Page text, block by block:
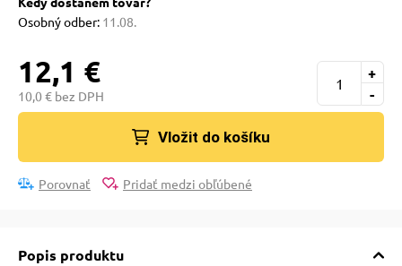
Osobný odber: 11.08.
12,1 €
10,0 € bez DPH -
+
Vložit do košíku
Porovnať Pridať medzi obľúbené
Popis produktu